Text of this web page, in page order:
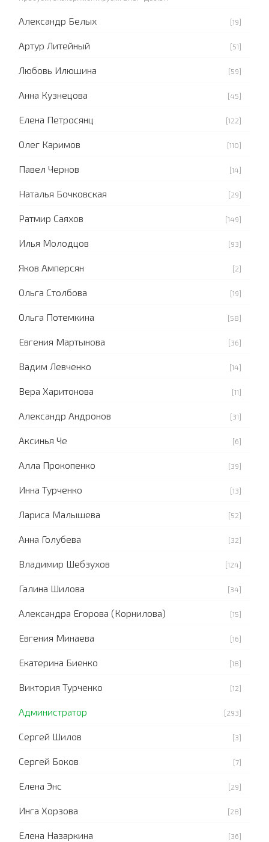
Александр Белых [19]
Артур Литейный [51]
Любовь Илюшина [59]
Анна Кузнецова [45]
Елена Петросянц [122]
Олег Каримов [110]
Павел Чернов [14]
Наталья Бочковская [29]
Ратмир Саяхов [149]
Илья Молодцов [93]
Яков Амперсян [2]
Ольга Столбова [19]
Ольга Потемкина [58]
Евгения Мартынова [36]
Вадим Левченко [14]
Вера Харитонова [11]
Александр Андронов [31]
Аксинья Че [6]
Алла Прокопенко [39]
Инна Турченко [13]
Лариса Малышева [52]
Анна Голубева [32]
Владимир Шебзухов [124]
Галина Шилова [34]
Александра Егорова (Корнилова) [15]
Евгения Минаева [16]
Екатерина Биенко [18]
Виктория Турченко [12]
Администратор [293]
Сергей Шилов [3]
Сергей Боков [7]
Елена Энс [29]
Инга Хорзова [28]
Елена Назаркина [36]